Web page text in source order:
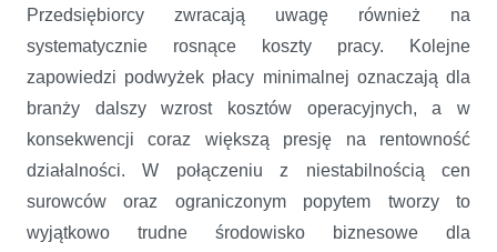
Przedsiębiorcy zwracają uwagę również na
systematycznie rosnące koszty pracy. Kolejne
zapowiedzi podwyżek płacy minimalnej oznaczają dla
branży dalszy wzrost kosztów operacyjnych, a w
konsekwencji coraz większą presję na rentowność
działalności. W połączeniu z niestabilnością cen
surowców oraz ograniczonym popytem tworzy to
wyjątkowo trudne środowisko biznesowe dla